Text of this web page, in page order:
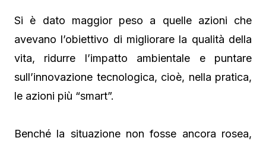
Si è dato maggior peso a quelle azioni che
avevano l’obiettivo di migliorare la qualità della
vita, ridurre l’impatto ambientale e puntare
sull’innovazione tecnologica, cioè, nella pratica,
le azioni più “smart”.
Benché la situazione non fosse ancora rosea,